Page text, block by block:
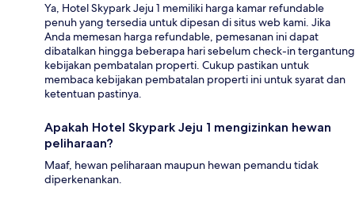
Ya, Hotel Skypark Jeju 1 memiliki harga kamar refundable
penuh yang tersedia untuk dipesan di situs web kami. Jika
Anda memesan harga refundable, pemesanan ini dapat
dibatalkan hingga beberapa hari sebelum check-in tergantung
kebijakan pembatalan properti. Cukup pastikan untuk
membaca kebijakan pembatalan properti ini untuk syarat dan
ketentuan pastinya.
Apakah Hotel Skypark Jeju 1 mengizinkan hewan
peliharaan?
Maaf, hewan peliharaan maupun hewan pemandu tidak
diperkenankan.